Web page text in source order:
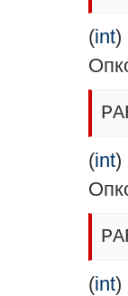
(int)
(int)
(int)